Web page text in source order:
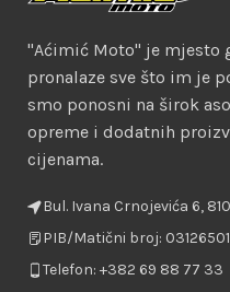
"Aćimić Moto" je
pronalaze sve što im je
smo ponosni na širok
opreme i dodatnih
cijenama.
Bul. Ivana Crnojevića 6,
PIB/Matični broj: 03126501
Telefon: +382 69 88 77 33